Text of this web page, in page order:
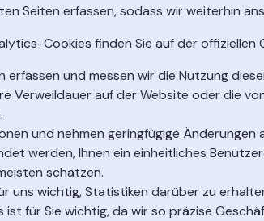
Seiten erfassen, sodass wir weiterhin
Cookies finden Sie auf der offiziellen
und messen wir die Nutzung
Verweildauer auf der Website oder die
und nehmen geringfügige
werden, Ihnen ein einheitliches
schätzen.
uns wichtig, Statistiken darüber zu
ist für Sie wichtig, da wir so präzise